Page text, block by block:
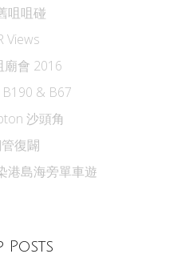
咀咀碰
Views
廟會 2016
& B67
沙頭角
復闢
港島海旁單車遊
Posts